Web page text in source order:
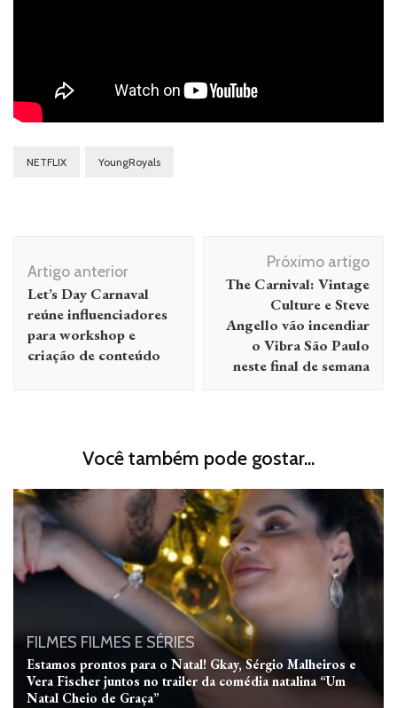
NETFLIX YoungRoyals
de
post
Artigo anterior
Let’s Day Carnaval
reúne influenciadores
para workshop e
criação de conteúdo
Próximo artigo
The Carnival: Vintage
Culture e Steve
Angello vão incendiar
o Vibra São Paulo
neste final de semana
Você também pode gostar...
FILMES FILMES E SÉRIES
Estamos prontos para o Natal! Gkay, Sérgio Malheiros e
Vera Fischer juntos no trailer da comédia natalina “Um
Natal Cheio de Graça”